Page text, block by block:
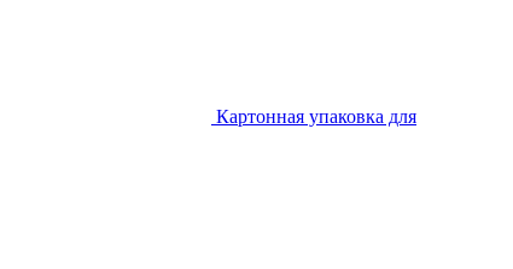
Картонная упаковка для